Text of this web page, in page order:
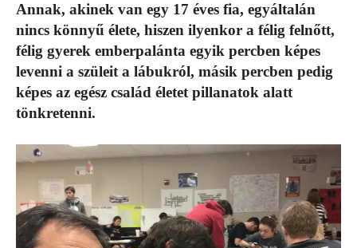
Annak, akinek van egy 17 éves fia, egyáltalán
nincs könnyű élete, hiszen ilyenkor a félig felnőtt,
félig gyerek emberpalánta egyik percben képes
levenni a szüleit a lábukról, másik percben pedig
képes az egész család életet pillanatok alatt
tönkretenni.